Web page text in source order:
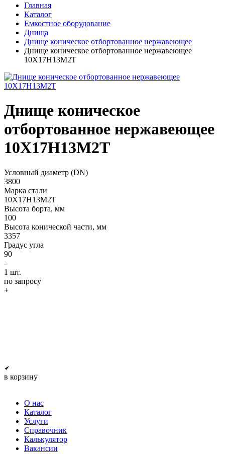
Главная
Каталог
Емкостное оборудование
Днища
Днище коническое отбортованное нержавеющее
Днище коническое отбортованное нержавеющее
10Х17Н13М2Т
Днище коническое
отбортованное нержавеющее
10Х17Н13М2Т
Условный диаметр (DN)
3800
Марка стали
10Х17Н13М2Т
Высота борта, мм
100
Высота конической части, мм
3357
Градус угла
90
-
1 шт.
по запросу
+
в корзину
О нас
Каталог
Услуги
Справочник
Калькулятор
Вакансии